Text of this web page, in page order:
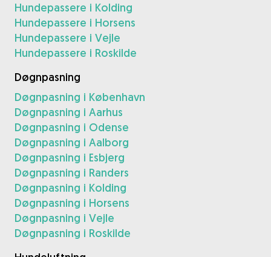
Hundepassere i Kolding
Hundepassere i Horsens
Hundepassere i Vejle
Hundepassere i Roskilde
Døgnpasning
Døgnpasning i København
Døgnpasning i Aarhus
Døgnpasning i Odense
Døgnpasning i Aalborg
Døgnpasning i Esbjerg
Døgnpasning i Randers
Døgnpasning i Kolding
Døgnpasning i Horsens
Døgnpasning i Vejle
Døgnpasning i Roskilde